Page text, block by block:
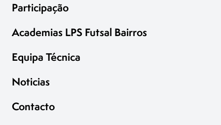
Participação
Academias LPS Futsal Bairros
Equipa Técnica
Noticias
Contacto